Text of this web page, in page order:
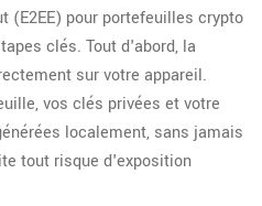
(E2EE) pour portefeuilles crypto
clés. Tout d'abord, la
sur votre appareil.
vos clés privées et votre
localement, sans jamais
tout risque d'exposition